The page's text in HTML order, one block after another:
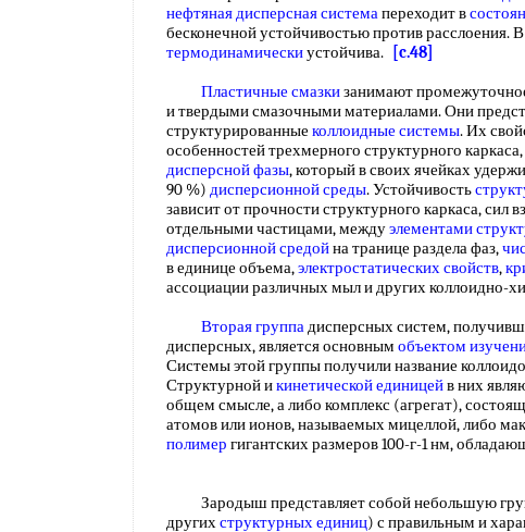
нефтяная дисперсная системапереходит в
бесконечной устойчивостью против расслоения.
термодинамическиустойчива.
[c.48]
Пластичные смазкизанимают
и твердыми смазочными материалами. Они
структурированные коллоидные системы. Их
особенностей трехмерного структурного
дисперсной фазы, который в своих ячейках
90 %) дисперсионной среды. Устойчивость
зависит от прочности структурного каркаса, сил
отдельными частицами, междуэлементами
дисперсионной средойна транице раздела фаз,
в единице объема,электростатических свойств,
ассоциации различных мыл и других коллоидно-
Вторая группадисперсных систем,
дисперсных, является основным объектом
Системы этой группы получили название
Структурной икинетической единицейв них
общем смысле, а либо комплекс (агрегат),
атомов или ионов, называемых мицеллой, либо
полимер гигантских размеров 100-г-1 нм,
Зародыш представляет собой небольшую
другихструктурных единиц) с правильным и